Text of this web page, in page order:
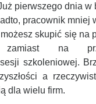
pierwszego dnia w
pracownik mniej
możesz skupić się na
zamiast na
szkoleniowej.
a
dla wielu firm.